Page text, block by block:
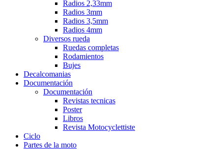
Radios 2,33mm
Radios 3mm
Radios 3,5mm
Radios 4mm
Diversos rueda
Ruedas completas
Rodamientos
Bujes
Decalcomanias
Documentación
Documentación
Revistas tecnicas
Poster
Libros
Revista Motocyclettiste
Ciclo
Partes de la moto